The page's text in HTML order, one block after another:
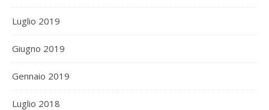
Luglio 2019
Giugno 2019
Gennaio 2019
Luglio 2018